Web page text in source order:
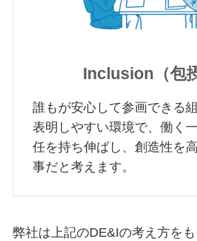
Inclusion（包
誰もが安心して参画できる
表明しやすい環境で、働く
任を持ち伸ばし、創造性を
事だと考えます。
弊社は上記のDE&Iの考え方を